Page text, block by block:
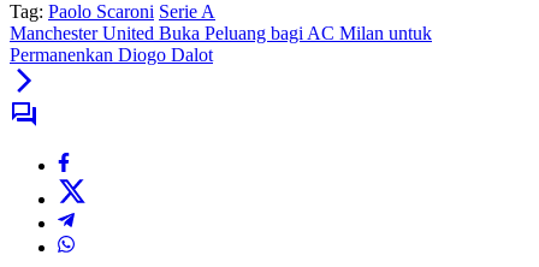
Tag: Paolo Scaroni Serie A
Manchester United Buka Peluang bagi AC Milan untuk
Permanenkan Diogo Dalot